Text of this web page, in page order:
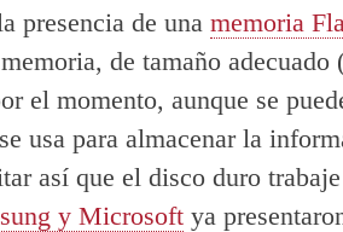
presencia de una memoria
de tamaño adecuado
el momento, aunque se
usa para almacenar la
así que el disco duro
y Microsoft ya